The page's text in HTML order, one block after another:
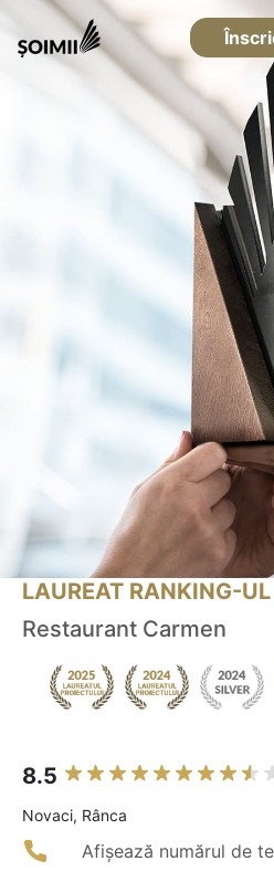
LAUREAT RANKING-
Restaurant Carmen
8.5
Novaci, Rânca
Afișează numărul de